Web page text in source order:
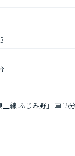
線 ふじみ野」 車15